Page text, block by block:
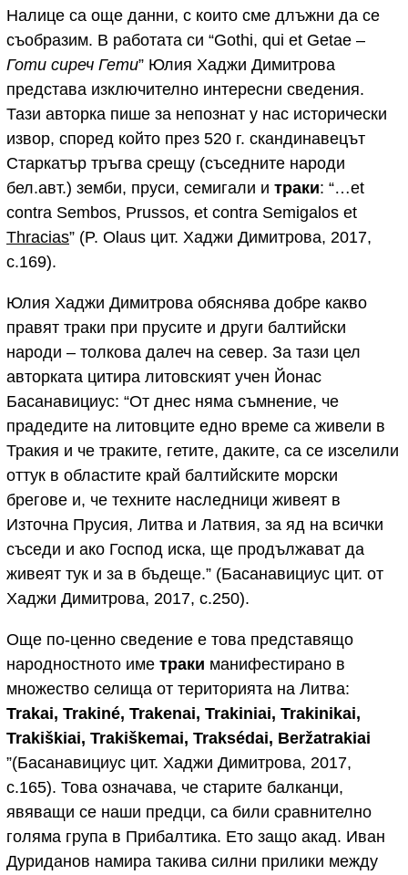
Налице са още данни, с които сме длъжни да се
съобразим. В работата си “Gothi, qui et Getae –
Готи сиреч Гети” Юлия Хаджи Димитрова
представа изключително интересни сведения.
Тази авторка пише за непознат у нас исторически
извор, според който през 520 г. скандинавецът
Старкатър тръгва срещу (съседните народи
бел.авт.) земби, пруси, семигали и траки: “…et
contra Sembos, Prussos, et contra Semigalos et
Thracias” (P. Olaus цит. Хаджи Димитрова, 2017,
с.169).
Юлия Хаджи Димитрова обяснява добре какво
правят траки при прусите и други балтийски
народи – толкова далеч на север. За тази цел
авторката цитира литовският учен Йонас
Басанавициус: “От днес няма съмнение, че
прадедите на литовците едно време са живели в
Тракия и че траките, гетите, даките, са се изселили
оттук в областите край балтийските морски
брегове и, че техните наследници живеят в
Източна Прусия, Литва и Латвия, за яд на всички
съседи и ако Господ иска, ще продължават да
живеят тук и за в бъдеще.” (Басанавициус цит. от
Хаджи Димитрова, 2017, с.250).
Още по-ценно сведение е това представящо
народностното име траки манифестирано в
множество селища от територията на Литва:
Trakai, Trakiné, Trakenai, Trakiniai, Trakinikai,
Trakiškiai, Trakiškemai, Traksédai, Beržatrakiai
”(Басанавициус цит. Хаджи Димитрова, 2017,
с.165). Това означава, че старите балканци,
явяващи се наши предци, са били сравнително
голяма група в Прибалтика. Ето защо акад. Иван
Дуриданов намира такива силни прилики между